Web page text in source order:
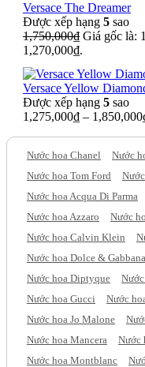
Versace The Dreamer
Được xếp hạng 5 sao
1,750,000₫ Giá gốc là:
1,270,000₫.
Versace Yellow
Được xếp hạng 5 sao
1,275,000₫ – 1,850,000
Nước hoa Chanel Nước
Nước hoa Tom Ford
Nước hoa Acqua Di Parma
Nước hoa Azzaro
Nước
Nước hoa Calvin Klein
Nước hoa Dolce & Gabbana
Nước hoa Diptyque
Nước hoa Gucci
Nước
Nước hoa Jo Malone
Nước hoa Mancera
Nước
Nước hoa Montblanc